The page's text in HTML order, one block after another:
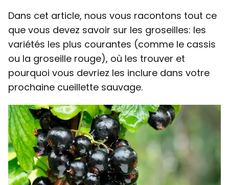
Dans cet article, nous vous racontons tout ce
que vous devez savoir sur les groseilles: les
variétés les plus courantes (comme le cassis
ou la groseille rouge), où les trouver et
pourquoi vous devriez les inclure dans votre
prochaine cueillette sauvage.